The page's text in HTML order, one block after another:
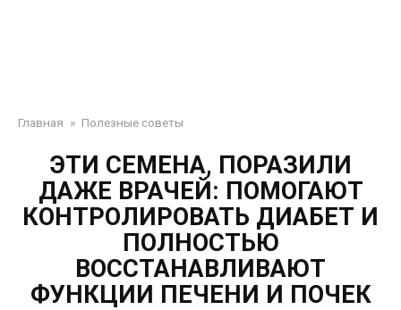
Главная » Полезные советы
ЭТИ СЕМЕНА, ПОРАЗИЛИ
ДАЖЕ ВРАЧЕЙ: ПОМОГАЮТ
КОНТРОЛИРОВАТЬ ДИАБЕТ И
ПОЛНОСТЬЮ
ВОССТАНАВЛИВАЮТ
ФУНКЦИИ ПЕЧЕНИ И ПОЧЕК